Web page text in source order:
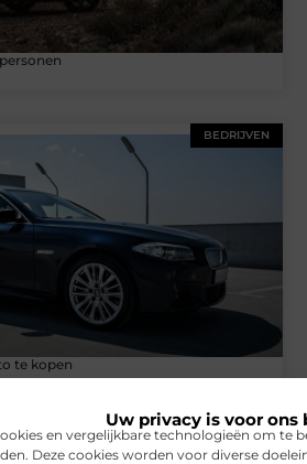
Uw privacy is voor
en vergelijkbare technologieën om te
Deze cookies worden voor diverse
BEDRIJVEN
te kopen
BEDRIJVEN